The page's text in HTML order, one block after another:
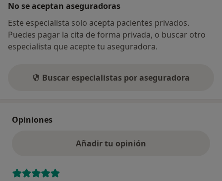
No se aceptan aseguradoras
Este especialista solo acepta pacientes privados.
Puedes pagar la cita de forma privada, o buscar otro
especialista que acepte tu aseguradora.
Buscar especialistas por aseguradora
Opiniones
Añadir tu opinión